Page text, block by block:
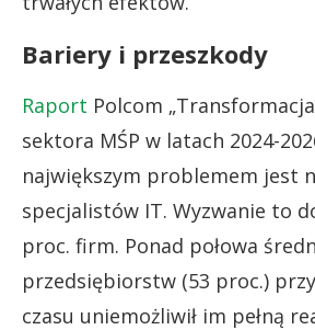
Bariery i przeszkody
Raport Polcom
sektora MŚP w latach 2024-
największym problemem jest
specjalistów IT. Wyzwanie to
proc. firm. Ponad połowa
przedsiębiorstw (53 proc.)
czasu uniemożliwił im pełną